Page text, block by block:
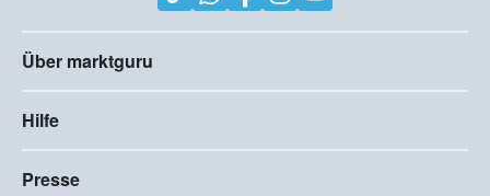
Über marktguru
Hilfe
Presse